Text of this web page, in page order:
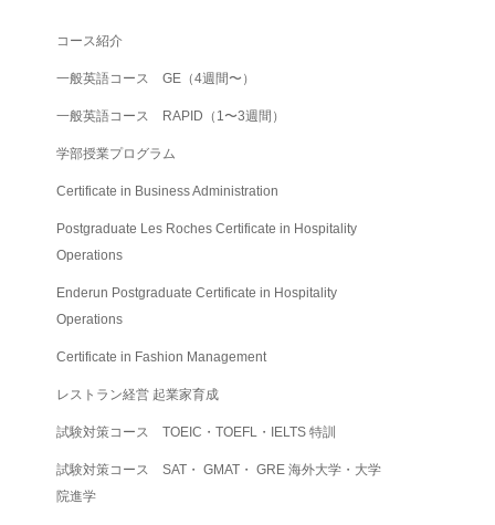
コース紹介
一般英語コース GE（4週間〜）
一般英語コース RAPID（1〜3週間）
学部授業プログラム
Certificate in Business Administration
Postgraduate Les Roches Certificate in Hospitality
Operations
Enderun Postgraduate Certificate in Hospitality
Operations
Certificate in Fashion Management
レストラン経営 起業家育成
試験対策コース TOEIC・TOEFL・IELTS 特訓
試験対策コース SAT・ GMAT・ GRE 海外大学・大学
院進学